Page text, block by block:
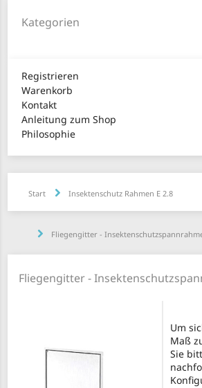
Kategorien
Registrieren
Warenkorb
Kontakt
Anleitung zum Shop
Philosophie
Start Insektenschutz Rahmen E 2.8
Fliegengitter -
Fliegengitter -
Um
Maß
Sie